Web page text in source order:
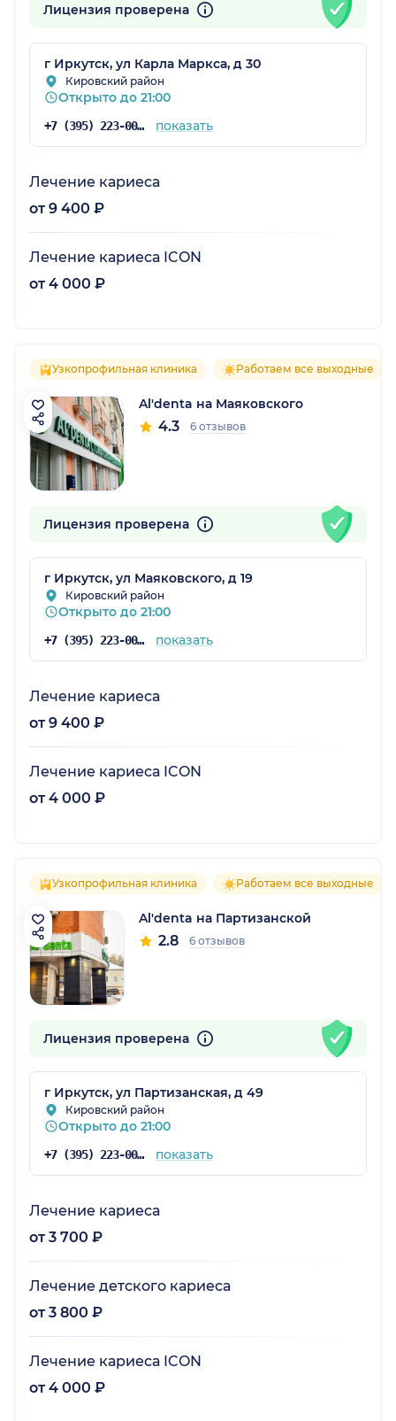
Лицензия проверена
г Иркутск, ул Карла Маркса, д 30
Кировский район
Открыто до 21:00
+7 (395) 223-00-00 показать
Лечение кариеса
от 9 400 ₽
Лечение кариеса ICON
от 4 000 ₽
Узкопрофильная клиника Работаем все выходные
Al'denta на Маяковского
4.3 6 отзывов
Лицензия проверена
г Иркутск, ул Маяковского, д 19
Кировский район
Открыто до 21:00
+7 (395) 223-00-00 показать
Лечение кариеса
от 9 400 ₽
Лечение кариеса ICON
от 4 000 ₽
Узкопрофильная клиника Работаем все выходные
Al'denta на Партизанской
2.8 6 отзывов
Лицензия проверена
г Иркутск, ул Партизанская, д 49
Кировский район
Открыто до 21:00
+7 (395) 223-00-00 показать
Лечение кариеса
от 3 700 ₽
Лечение детского кариеса
от 3 800 ₽
Лечение кариеса ICON
от 4 000 ₽